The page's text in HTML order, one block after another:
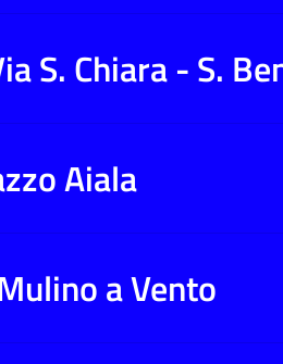
S. Chiara - S.
Aiala
a Vento